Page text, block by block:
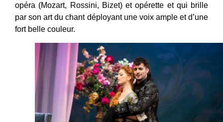
opéra (Mozart, Rossini, Bizet) et opérette et qui brille
par son art du chant déployant une voix ample et d’une
fort belle couleur.